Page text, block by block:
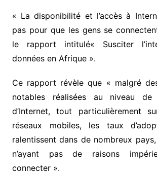
« La disponibilité et l’accès à
pas pour que les gens se
le rapport intitulé« Susciter
données en Afrique ».
Ce rapport révèle que « malgré
notables réalisées au niveau de
d’Internet, tout particulièrement
réseaux mobiles, les taux
ralentissent dans de nombreux
n’ayant pas de raisons
connecter ».